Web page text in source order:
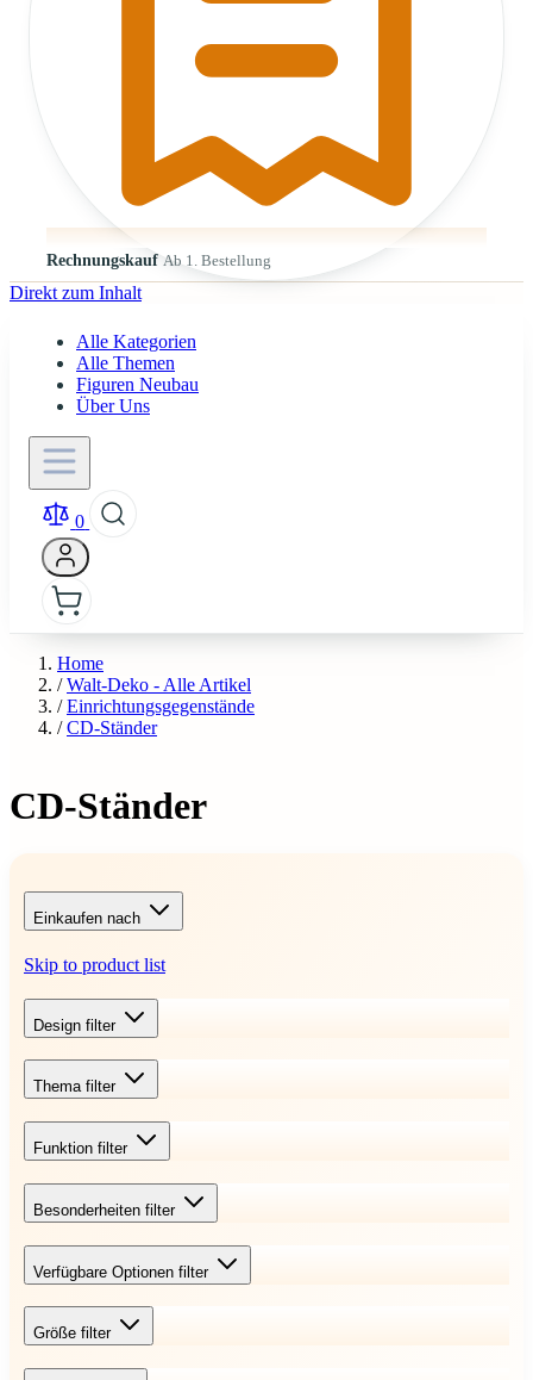
Rechnungskauf Ab 1. Bestellung
Direkt zum Inhalt
Alle Kategorien
Alle Themen
Figuren Neubau
Über Uns
0
Home
/ Walt-Deko - Alle Artikel
/ Einrichtungsgegenstände
/ CD-Ständer
CD-Ständer
Einkaufen nach
Skip to product list
Design filter
Thema filter
Funktion filter
Besonderheiten filter
Verfügbare Optionen filter
Größe filter